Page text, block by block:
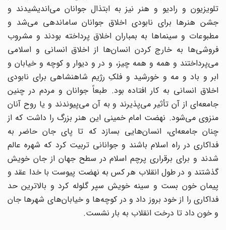
تلویزیون و رادیو و هنر نیز به ابتذال جوانان مى‌اندیشیدند و
جشن هنرها براى نابودى اخلاق جوانان ساماندهى مى‌شد و
مطبوعات و سینماها به بمباران اخلاق پرداخته بودند و مشروب
فروشى‌ها به خارج کردن انسان‌ها از اخلاق انسانى و اسلامى
مى‌پرداختند و همه و همه چیز، و در و دیوار و کوچه و خیابان و
ابر و باد و مه و خورشید و فلکِ رژیم شاهنشاهى براى نابودى
اخلاق انسانى به کار افتاده بود. طبعاً جوانان و مردم در چنین
جامعه‌اى از آن تأثیر مى‌پذیرند و به آن مى‌پیوندند و یا روح آنان
منزوى مى‌شود. نهضت امام خمینى این هنر بزرگ را داشت که از
چنان جامعه‌اى، انسان‌هایی بسازد که تا پاى جان حاضر به
فداکارى در راه اسلام باشند و جوانانى تربیت کرد که شهره عالم
شدند و براى برقرارى پرچم اسلام در سطح جهان از جان خویش
گذشتند و در طول انقلاب هر کس به نهضت پیوست با خدا عقد و
پیمان خون بست و سینه خویش سپر گلوله کرد و بالاترین حد
فداکارى را از خود بروز داد و در کوچه‌ها و خیابان‌هاى شهرها جان
و خون داد تا درخت انقلاب به بار نشست.